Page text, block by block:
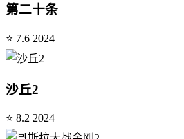
第二十条
⭐ 7.6 2024
沙丘2
⭐ 8.2 2024